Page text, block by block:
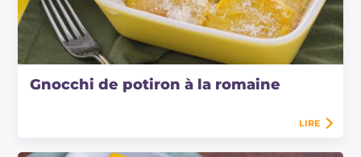
Gnocchi de potiron à la romaine
LIRE